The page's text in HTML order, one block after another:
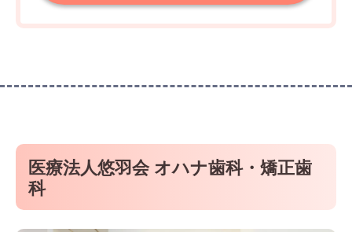
医療法人悠羽会 オハナ歯科・矯正歯
科